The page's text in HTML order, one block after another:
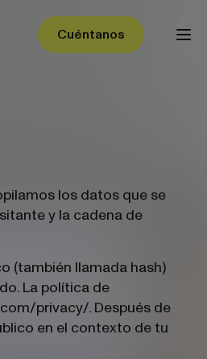
Cuéntanos
Cuéntanos
los datos que se
y la cadena de
(también llamada hash)
La política de
privacy/. Después de
en el contexto de tu